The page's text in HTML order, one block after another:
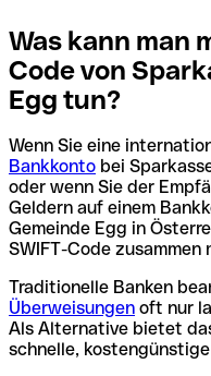
Was kann man
Code von
Egg tun?
Wenn Sie eine
Bankkonto bei
oder wenn Sie der
Geldern auf einem
Gemeinde Egg in
SWIFT-Code
Traditionelle Banken
Überweisungen oft nur
Als Alternative bietet
schnelle,